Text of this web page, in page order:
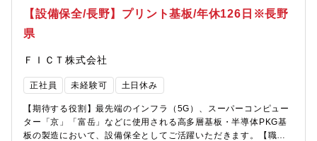
製品として有しています。・幅広い製品ポートフォリオで、特定
業界の景気動向に左右されすぎることがなく、創立以来80年間経
常赤字なしと事業の安定性が魅力。・同社の離職率は5％程度、腰
約2割であり、上級管理職の中途入社割合も約2割なのでハンデは
ありません。・働き方改革プロジェクト：2018年度よりスタート
し、本社と各本部から委員を選出し、定期的に業務効率化の取り
の実施など働き方改革に取り組んでいます。・1LDK／2LDKの家
族寮（3～4万円程）、１Kの独身寮（1～3万円程）で入居可。
【設備保全/長野】プリント基板/年休126日※長野
県
ＦＩＣＴ株式会社
正社員 未経験可 土日休み
【期待する役割】最先端のインフラ（5G）、スーパーコンピュー
ター「京」「富岳」などに使用される高多層基板・半導体PKG基
板の製造において、設備保全としてご活躍いただきます。【職務